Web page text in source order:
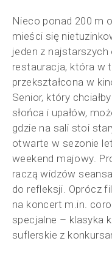
Nieco ponad 200 m
mieści się
jeden z
restauracja, która w
przekształcona w
Senior, który
słońca i upałów,
gdzie na sali stoi
otwarte w sezonie
weekend majowy.
raczą widzów
do refleksji. Oprócz
na koncert m.in.
specjalne – klasyka
suflerskie z